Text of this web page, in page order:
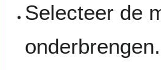
Selecteer de
onderbrengen.